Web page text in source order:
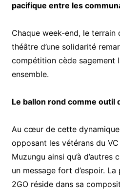
pacifique entre les
Chaque week-end, le
théâtre d’une solidarité
compétition cède sagement
ensemble.
Le ballon rond comme outil
Au cœur de cette
opposant les vétérans du
Muzungu ainsi qu’à
un message fort d’espoir.
2GO réside dans sa